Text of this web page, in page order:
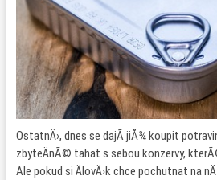
OstatnÄ›, dnes se dajÃ­ jiÅ¾ koupit
zbyteÄnÃ© tahat s sebou konzervy,
Ale pokud si ÄlovÄ›k chce pochutnat na